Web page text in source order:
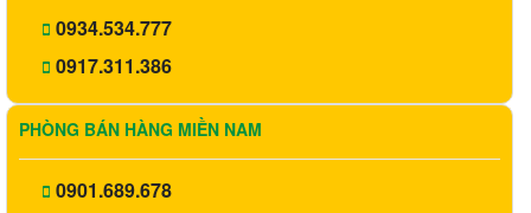
0934.534.777
0917.311.386
PHÒNG BÁN HÀNG MIỀN NAM
0901.689.678